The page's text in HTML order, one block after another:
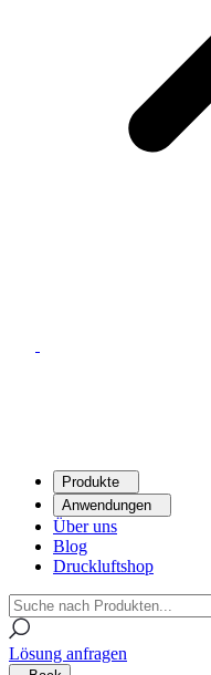
Produkte
Anwendungen
Über uns
Blog
Druckluftshop
Lösung anfragen